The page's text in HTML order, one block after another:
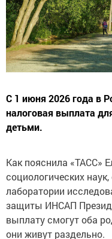
С 1 июня 2026 года в
налоговая выплата
детьми.
Как пояснила «ТАСС»
социологических
лаборатории
защиты ИНСАП
выплату смогут оба
они живут раздельно.